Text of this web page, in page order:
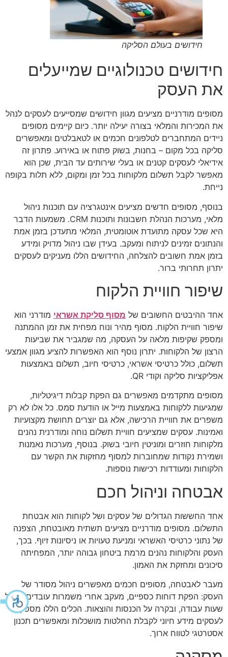
חידושים בעולם הסליקה
חידושים טכנולוגיים שמייעלים
את העסק
מסופים מודרניים מציעים מגוון חידושים שמסייעים לעסקים לנהל
את המכירות והמלאי בצורה יעילה יותר. כיום קיימים מסופים
ניידים המתחברים לטלפונים חכמים או לטאבלטים ומאפשרים
סליקה בכל מקום – בחנות, בשוק פתוח או באירוע. פתרון זה
אידיאלי לעסקים קטנים או בעלי שירותים עד הבית, שכן הוא
מאפשר לקבל תשלום מלקוחות בכל זמן ומקום, ללא תלות בקופה
נייחת.
בנוסף, מסופים חדשים מציעים אינטגרציה עם תוכנות ניהול
מלאי, מערכות הנהלת חשבונות ותוכנות CRM. משמעות הדבר
היא שכל עסקה מתועדת אוטומטית, המלאי מתעדכן בזמן אמת
והנתונים זמינים לניתוח ומעקב. בעידן שבו ניהול מדויק ומידע
בזמן אמת חשובים להצלחה, החידושים הללו מעניקים לעסקים
יתרון תחרותי ברור.
שיפור חוויית הלקוח
אחד ההיבטים החשובים של מסוף סליקת אשראי מודרני הוא
שיפור חוויית הלקוח. מסוף מהיר ונוח מפחית את זמן ההמתנה
ומספק שקיפות מלאה על העסקה, מה שמגביר את שביעות
הרצון של הלקוחות. יתרון נוסף הוא האפשרות להציע מגוון אמצעי
תשלום, כולל כרטיסי אשראי, כרטיסי חיוב, תשלום באמצעות
אפליקציות סליקה וקודי QR.
מסופים מתקדמים מאפשרים גם הפקת קבלות דיגיטליות,
שמגיעות ללקוחות באמצעות מייל או הודעת סמס. כל אלו לא רק
משפרים את חוויית הרכישה, אלא גם יוצרים תחושת מקצועיות
ואמינות. עסקים שמציעים חוויית תשלום נוחה ומודרנית נהנים
מלקוחות חוזרים ומוניטין חיובי בשוק. בנוסף, מערכות נאמנות
ושמירת נקודות שמחוברות למסוף מחזקות את הקשר עם
הלקוחות ומעודדות רכישות נוספות.
אבטחה וניהול חכם
אחד החששות הגדולים של עסקים ושל לקוחות הוא אבטחת
התשלום. מסופים מודרניים מציעים תשתית מאובטחת, הצפנה
של נתוני כרטיסי האשראי ומניעת טעויות או ניסיונות זיוף. בכך,
העסק והלקוחות נהנים מרמת ביטחון גבוהה יותר, המפחיתה
סיכונים ומחזקת את האמון.
מעבר לאבטחה, מסופים חכמים מאפשרים ניהול מסודר של
העסק: הפקת דוחות כספיים, מעקב אחרי משמרות עובדים, ניהול
שעות עבודה, ובקרה על הכנסות והוצאות. הכלים הללו מספקים
לעסקים מידע חיוני לקבלת החלטות מושכלות ומאפשרים תכנון
אסטרטגי לטווח ארוך.